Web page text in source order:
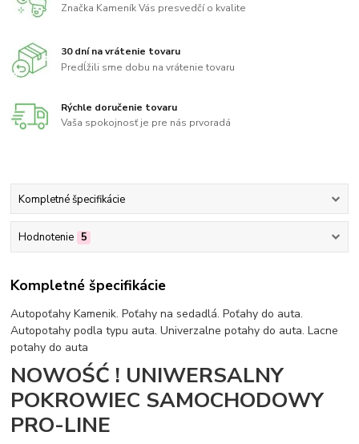
Značka Kameník Vás presvedčí o kvalite
30 dní na vrátenie tovaru
Predĺžili sme dobu na vrátenie tovaru
Rýchle doručenie tovaru
Vaša spokojnosť je pre nás prvoradá
Kompletné špecifikácie
Hodnotenie 5
Kompletné špecifikácie
Autopoťahy Kamenik. Poťahy na sedadlá. Poťahy do auta.
Autopotahy podla typu auta. Univerzalne potahy do auta. Lacne
potahy do auta
NOWOŚĆ ! UNIWERSALNY
POKROWIEC SAMOCHODOWY
PRO-LINE